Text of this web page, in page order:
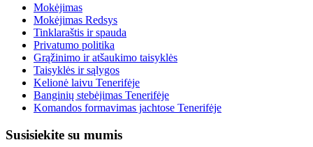
Mokėjimas
Mokėjimas Redsys
Tinklaraštis ir spauda
Privatumo politika
Grąžinimo ir atšaukimo taisyklės
Taisyklės ir sąlygos
Kelionė laivu Tenerifėje
Banginių stebėjimas Tenerifėje
Komandos formavimas jachtose Tenerifėje
Susisiekite su mumis